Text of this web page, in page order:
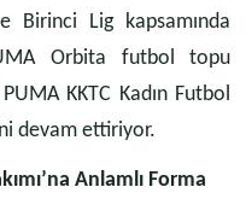
Birinci Lig kapsamında
Orbita futbol topu
KKTC Kadın Futbol
devam ettiriyor.
Anlamlı Forma